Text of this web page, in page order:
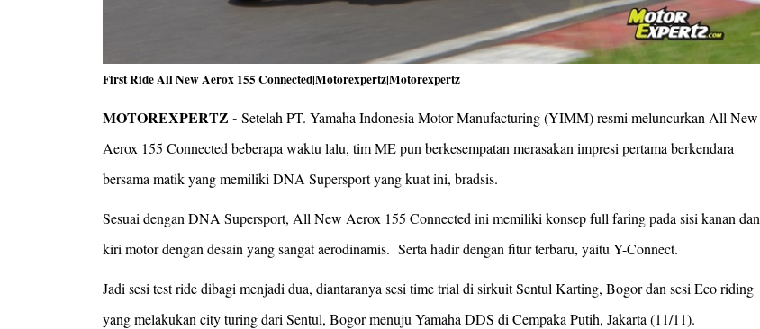
First Ride All New Aerox 155 Connected|Motorexpertz|Motorexpertz
MOTOREXPERTZ - Setelah PT. Yamaha Indonesia Motor Manufacturing (YIMM) resmi meluncurkan All New
Aerox 155 Connected beberapa waktu lalu, tim ME pun berkesempatan merasakan impresi pertama berkendara
bersama matik yang memiliki DNA Supersport yang kuat ini, bradsis.
Sesuai dengan DNA Supersport, All New Aerox 155 Connected ini memiliki konsep full faring pada sisi kanan dan
kiri motor dengan desain yang sangat aerodinamis. Serta hadir dengan fitur terbaru, yaitu Y-Connect.
Jadi sesi test ride dibagi menjadi dua, diantaranya sesi time trial di sirkuit Sentul Karting, Bogor dan sesi Eco riding
yang melakukan city turing dari Sentul, Bogor menuju Yamaha DDS di Cempaka Putih, Jakarta (11/11).